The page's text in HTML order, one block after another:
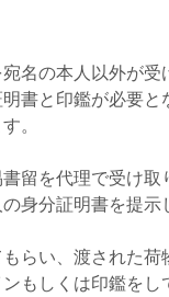
名の本人以外が
書と印鑑が必要
。
留を代理で受け
身分証明書を提示
らい、渡された
もしくは印鑑をし